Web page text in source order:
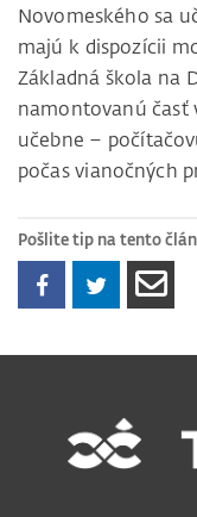
Novomeského sa
majú k dispozícii
Základná škola na
namontovanú časť
učebne –
počas vianočných
Pošlite tip na tento